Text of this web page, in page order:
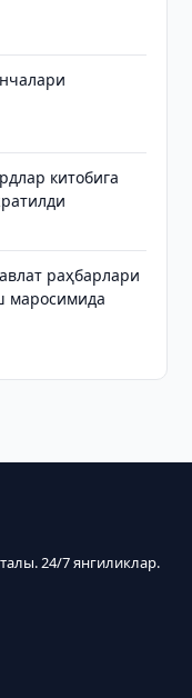
китобига
раҳбарлари
маросимида
24/7 янгиликлар.